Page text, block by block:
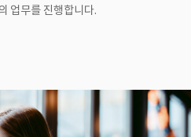
업무를 진행합니다.